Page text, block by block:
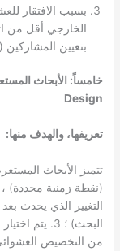
بسبب الافتقار
الخارجي أقل من
بتعيين
Design
تعريفها، والهدف منها:
التغيير الذي يحدث
البحث) ؛ 3.
من التخصيص